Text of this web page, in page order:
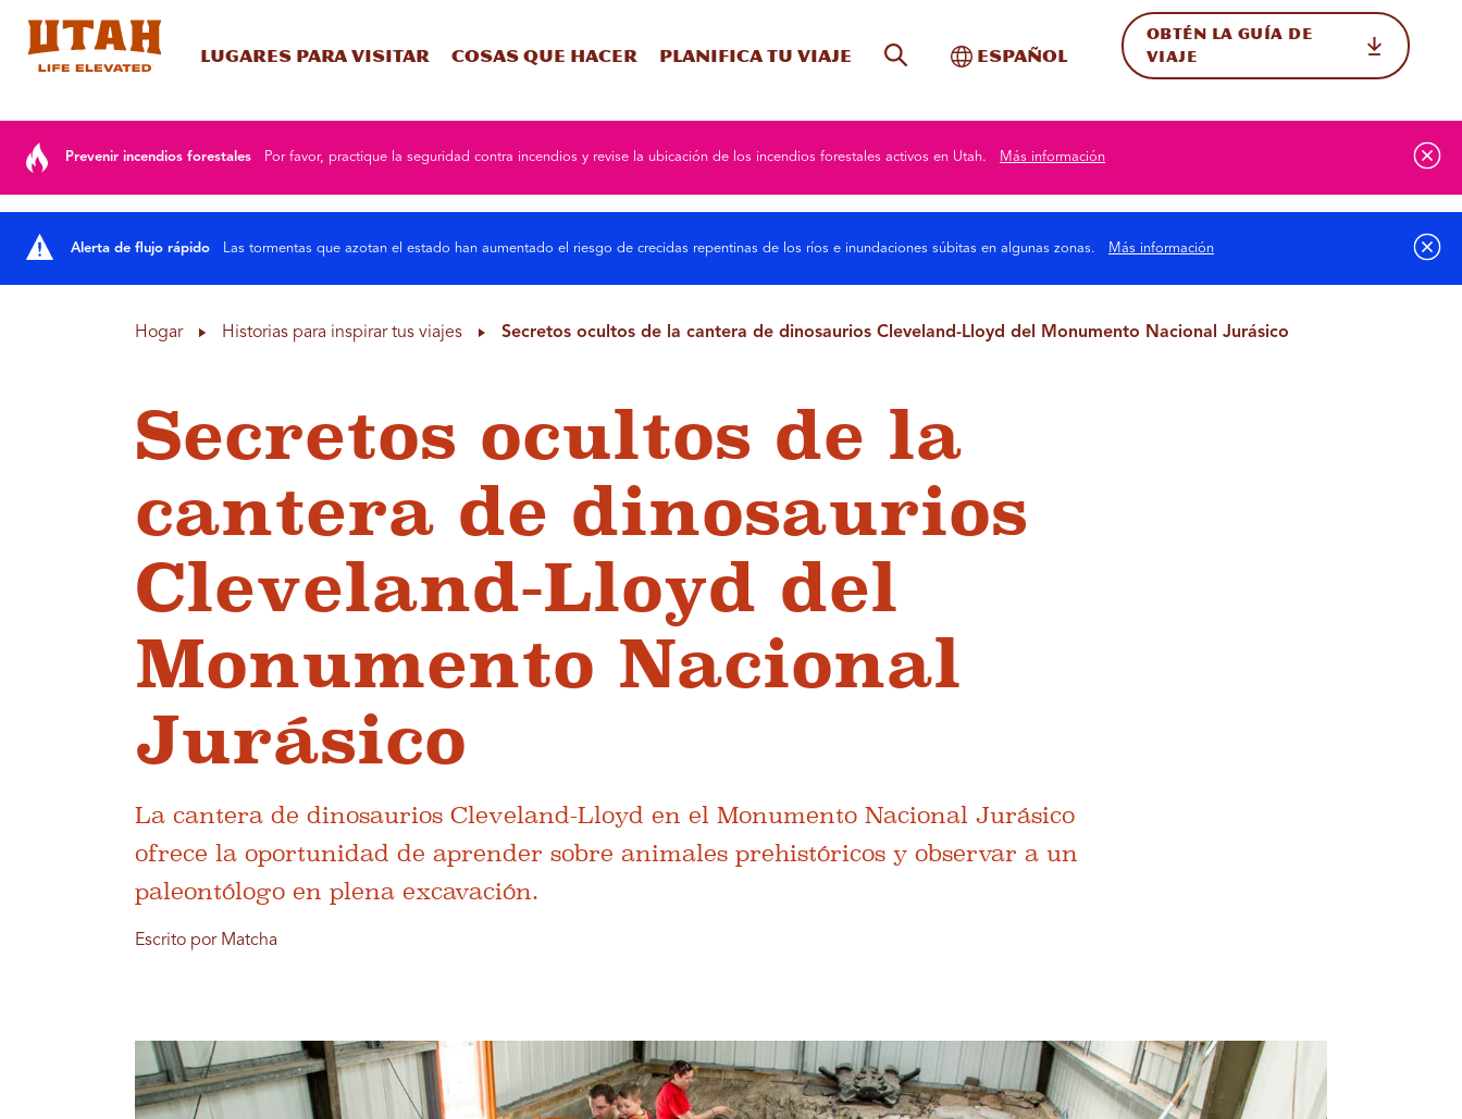
Lugares para visitar Cosas que hacer Planifica tu viaje Búsqueda en el sitio
Alternar Internacional
Español
OBTÉN LA GUÍA DE
VIAJE
Prevenir incendios forestales Por favor, practique la seguridad contra incendios y revise la ubicación de los incendios forestales activos en Utah. Más información
Alerta de flujo rápido Las tormentas que azotan el estado han aumentado el riesgo de crecidas repentinas de los ríos e inundaciones súbitas en algunas zonas. Más información
Hogar Historias para inspirar tus viajes Secretos ocultos de la cantera de dinosaurios Cleveland-Lloyd del Monumento Nacional Jurásico
Secretos ocultos de la
cantera de dinosaurios
Cleveland-Lloyd del
Monumento Nacional
Jurásico
La cantera de dinosaurios Cleveland-Lloyd en el Monumento Nacional Jurásico
ofrece la oportunidad de aprender sobre animales prehistóricos y observar a un
paleontólogo en plena excavación.
Escrito por Matcha